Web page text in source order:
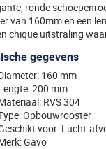
ronde
van 160mm en een
chique uitstraling
gegevens
160 mm
200 mm
RVS 304
Opbouwrooster
voor: Lucht-
Gavo